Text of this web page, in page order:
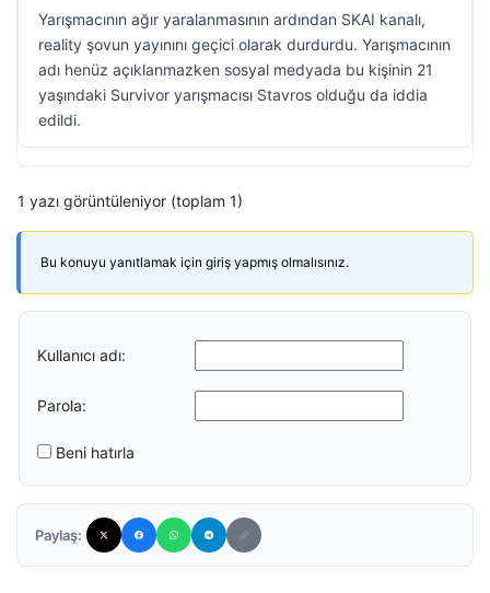
Yarışmacının ağır yaralanmasının ardından SKAI kanalı,
reality şovun yayınını geçici olarak durdurdu. Yarışmacının
adı henüz açıklanmazken sosyal medyada bu kişinin 21
yaşındaki Survivor yarışmacısı Stavros olduğu da iddia
edildi.
1 yazı görüntüleniyor (toplam 1)
Bu konuyu yanıtlamak için giriş yapmış olmalısınız.
Kullanıcı adı:
Parola:
Beni hatırla
Paylaş: